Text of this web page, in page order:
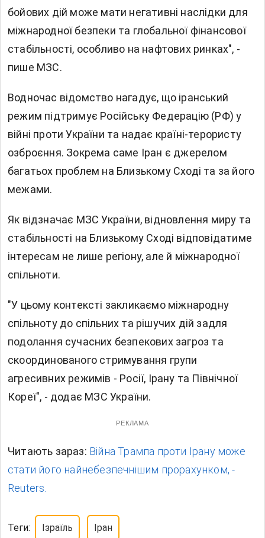
бойових дій може мати негативні наслідки для
міжнародної безпеки та глобальної фінансової
стабільності, особливо на нафтових ринках", -
пише МЗС.
Водночас відомство нагадує, що іранський
режим підтримує Російську Федерацію (РФ) у
війні проти України та надає країні-терористу
озброєння. Зокрема саме Іран є джерелом
багатьох проблем на Близькому Сході та за його
межами.
Як відзначає МЗС України, відновлення миру та
стабільності на Близькому Сході відповідатиме
інтересам не лише регіону, але й міжнародної
спільноти.
"У цьому контексті закликаємо міжнародну
спільноту до спільних та рішучих дій задля
подолання сучасних безпекових загроз та
скоординованого стримування групи
агресивних режимів - Росії, Ірану та Північної
Кореї", - додає МЗС України.
РЕКЛАМА
Читають зараз: Війна Трампа проти Ірану може
стати його найнебезпечнішим прорахунком, -
Reuters.
Теги: Ізраїль Іран